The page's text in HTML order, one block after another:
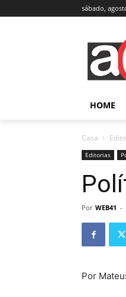
sábado,
HOME
Casa
Editorias
Por WEB41 -
Por